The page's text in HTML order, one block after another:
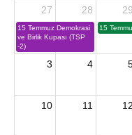
27
15 Temmuz Demokrasi
ve Birlik Kupası (TSP
-2)
28 29
15
3 4
10 11 12